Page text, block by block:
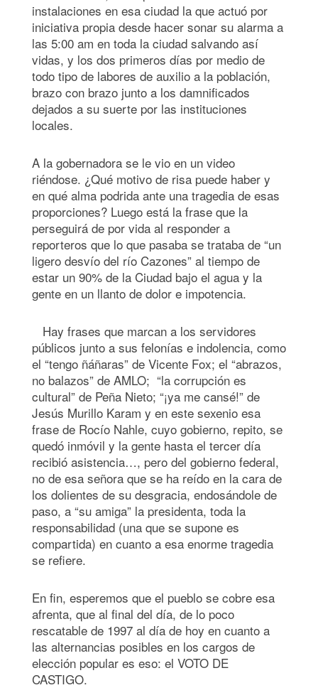
instalaciones en esa ciudad la que actuó por
iniciativa propia desde hacer sonar su alarma a
las 5:00 am en toda la ciudad salvando así
vidas, y los dos primeros días por medio de
todo tipo de labores de auxilio a la población,
brazo con brazo junto a los damnificados
dejados a su suerte por las instituciones
locales.
A la gobernadora se le vio en un video
riéndose. ¿Qué motivo de risa puede haber y
en qué alma podrida ante una tragedia de esas
proporciones? Luego está la frase que la
perseguirá de por vida al responder a
reporteros que lo que pasaba se trataba de “un
ligero desvío del río Cazones” al tiempo de
estar un 90% de la Ciudad bajo el agua y la
gente en un llanto de dolor e impotencia.
Hay frases que marcan a los servidores
públicos junto a sus felonías e indolencia, como
el “tengo ñáñaras” de Vicente Fox; el “abrazos,
no balazos” de AMLO; “la corrupción es
cultural” de Peña Nieto; “¡ya me cansé!” de
Jesús Murillo Karam y en este sexenio esa
frase de Rocío Nahle, cuyo gobierno, repito, se
quedó inmóvil y la gente hasta el tercer día
recibió asistencia…, pero del gobierno federal,
no de esa señora que se ha reído en la cara de
los dolientes de su desgracia, endosándole de
paso, a “su amiga” la presidenta, toda la
responsabilidad (una que se supone es
compartida) en cuanto a esa enorme tragedia
se refiere.
En fin, esperemos que el pueblo se cobre esa
afrenta, que al final del día, de lo poco
rescatable de 1997 al día de hoy en cuanto a
las alternancias posibles en los cargos de
elección popular es eso: el VOTO DE
CASTIGO.